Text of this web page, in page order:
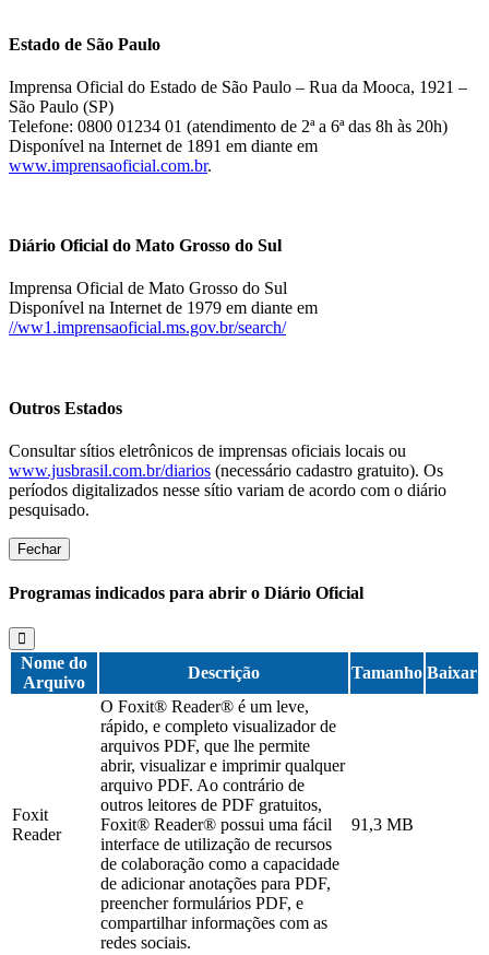
Estado de São Paulo
Imprensa Oficial do Estado de São Paulo – Rua da Mooca, 1921 –
São Paulo (SP)
Telefone: 0800 01234 01 (atendimento de 2ª a 6ª das 8h às 20h)
Disponível na Internet de 1891 em diante em
www.imprensaoficial.com.br.
Diário Oficial do Mato Grosso do Sul
Imprensa Oficial de Mato Grosso do Sul
Disponível na Internet de 1979 em diante em
//ww1.imprensaoficial.ms.gov.br/search/
Outros Estados
Consultar sítios eletrônicos de imprensas oficiais locais ou
www.jusbrasil.com.br/diarios (necessário cadastro gratuito). Os
períodos digitalizados nesse sítio variam de acordo com o diário
pesquisado.
Fechar
Programas indicados para abrir o Diário Oficial
Nome do
Arquivo
Descrição Tamanho Baixar
Foxit
Reader
O Foxit® Reader® é um leve,
rápido, e completo visualizador de
arquivos PDF, que lhe permite
abrir, visualizar e imprimir qualquer
arquivo PDF. Ao contrário de
outros leitores de PDF gratuitos,
Foxit® Reader® possui uma fácil
interface de utilização de recursos
de colaboração como a capacidade
de adicionar anotações para PDF,
preencher formulários PDF, e
compartilhar informações com as
redes sociais.
91,3 MB